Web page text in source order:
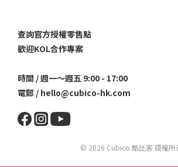
查詢官方授權零售點
歡迎KOL合作專案
時間 / 週一～週五 9:00 - 17:00
電郵 / hello@cubico-hk.com
© 2026 Cubico 酷比客 版權所